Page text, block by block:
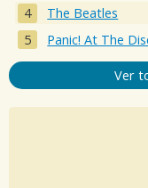
The Beatles
Panic! At The
Ver